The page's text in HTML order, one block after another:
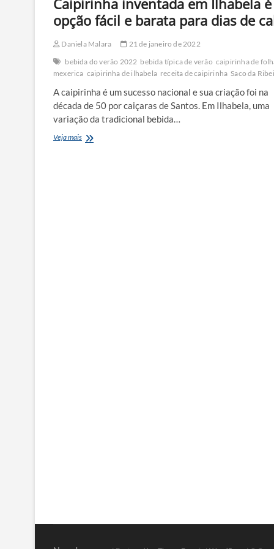
opção fácil e barata para dias de
Daniela Malara
21 de janeiro de 2022
bebida do verão 2022 bebida típica de verão caipirinha de
mexerica caipirinha de ilhabela receita de caipirinha Saco da
A caipirinha é um sucesso nacional e sua criação foi na
década de 50 por caiçaras de Santos. Em Ilhabela, uma
variação da tradicional bebida…
Veja maisCaipirinha